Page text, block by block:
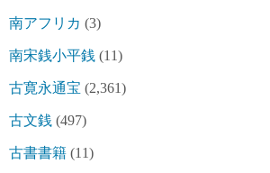
南アフリカ (3)
南宋銭小平銭 (11)
古寛永通宝 (2,361)
古文銭 (497)
古書書籍 (11)